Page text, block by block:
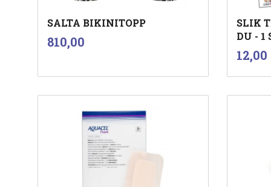
SALTA BIKINITOPP
Pris
810,00
SLIK
DU - 1
Pris
12,00